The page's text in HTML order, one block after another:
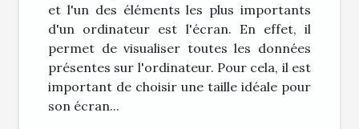
et l'un des éléments les plus importants
d'un ordinateur est l'écran. En effet, il
permet de visualiser toutes les données
présentes sur l'ordinateur. Pour cela, il est
important de choisir une taille idéale pour
son écran...